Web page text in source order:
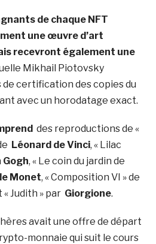
de chaque NFT
une œuvre d’art
recevront également une
Mikhail Piotovsky
certification des copies du
avec un horodatage exact.
des reproductions de «
Léonard de Vinci, « Lilac
Gogh, « Le coin du jardin de
Monet, « Composition VI » de
Judith » par Giorgione.
avait une offre de départ
monnaie qui suit le cours